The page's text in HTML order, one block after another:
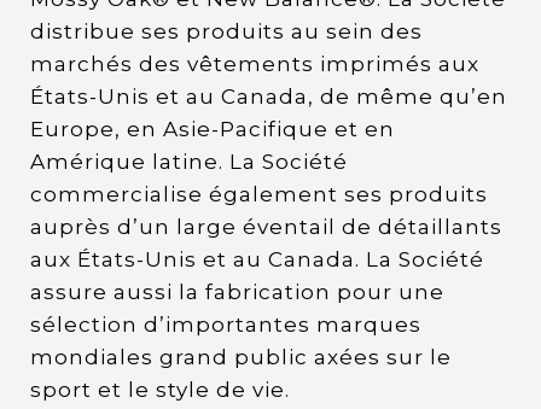
distribue ses produits au sein des
marchés des vêtements imprimés aux
États-Unis et au Canada, de même qu’en
Europe, en Asie-Pacifique et en
Amérique latine. La Société
commercialise également ses produits
auprès d’un large éventail de détaillants
aux États-Unis et au Canada. La Société
assure aussi la fabrication pour une
sélection d’importantes marques
mondiales grand public axées sur le
sport et le style de vie.